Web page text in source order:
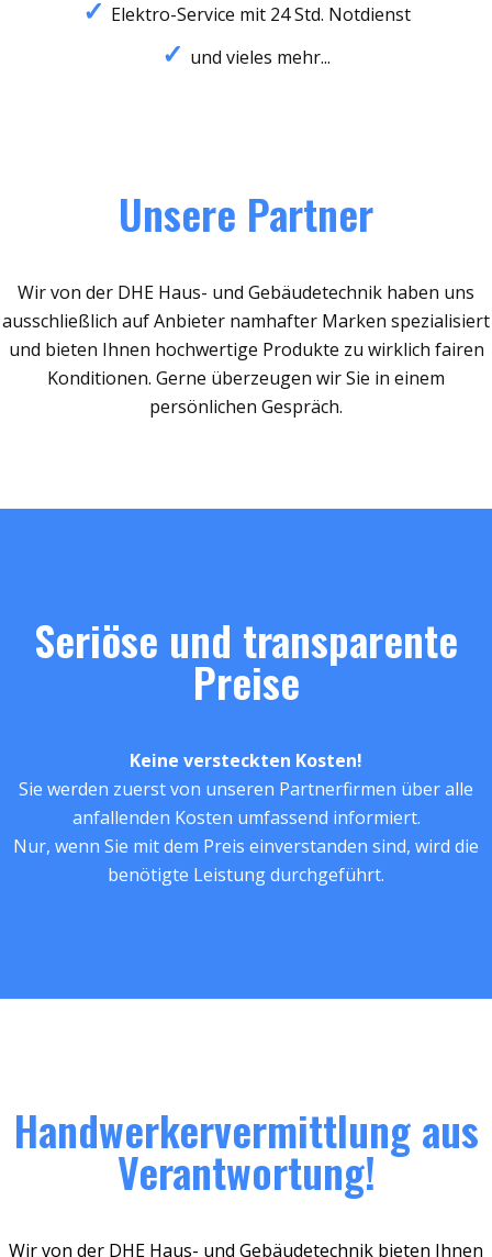
Elektro-Service mit 24 Std. Notdienst
und vieles mehr...
Unsere Partner
Wir von der DHE Haus- und Gebäudetechnik haben uns
ausschließlich auf Anbieter namhafter Marken spezialisiert
und bieten Ihnen hochwertige Produkte zu wirklich fairen
Konditionen. Gerne überzeugen wir Sie in einem
persönlichen Gespräch.
Seriöse und transparente
Preise
Keine versteckten Kosten!
Sie werden zuerst von unseren Partnerfirmen über alle
anfallenden Kosten umfassend informiert.
Nur, wenn Sie mit dem Preis einverstanden sind, wird die
benötigte Leistung durchgeführt.
Handwerkervermittlung aus
Verantwortung!
Wir von der DHE Haus- und Gebäudetechnik bieten Ihnen